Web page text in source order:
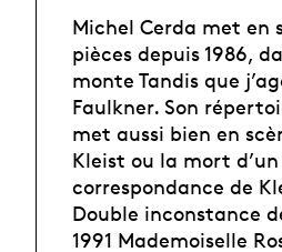
Michel Cerda met en
pièces depuis 1986,
monte Tandis que
Faulkner. Son
met aussi bien en
Kleist ou la mort d’un
correspondance de
Double inconstance
1991 Mademoiselle